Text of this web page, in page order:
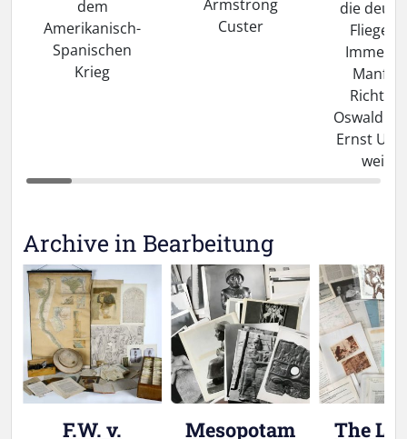
dem
Amerikanisch-
Spanischen
Krieg
Armstrong
Custer
die
Flieger
Oswald
Ernst
Archive in Bearbeitung
F.W. v.
Mesopotam
The